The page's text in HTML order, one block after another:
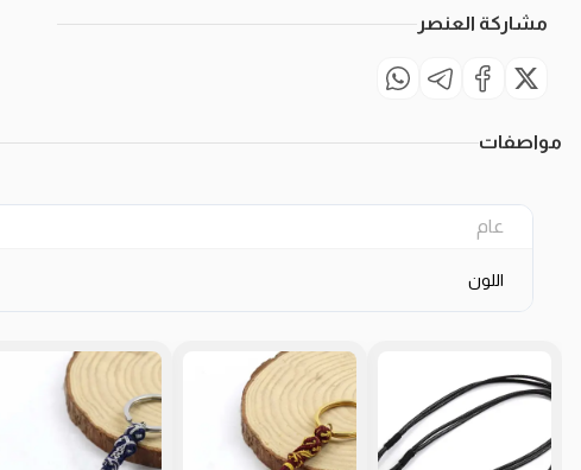
مشاركة العنصر
مواصفات
عام
اللون